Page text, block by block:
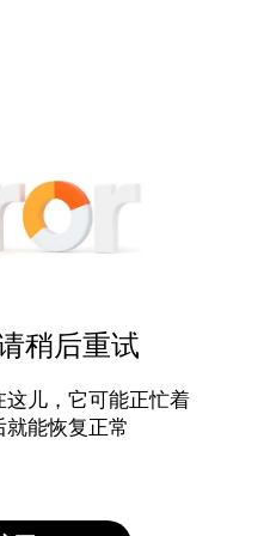
稍后重试
儿，它可能正忙着
就能恢复正常